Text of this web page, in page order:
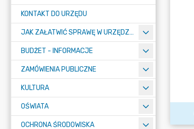
KONTAKT DO URZĘDU
JAK ZAŁATWIĆ SPRAWĘ W URZĘDZIE
BUDŻET - INFORMACJE
ZAMÓWIENIA PUBLICZNE
KULTURA
OŚWIATA
OCHRONA ŚRODOWISKA